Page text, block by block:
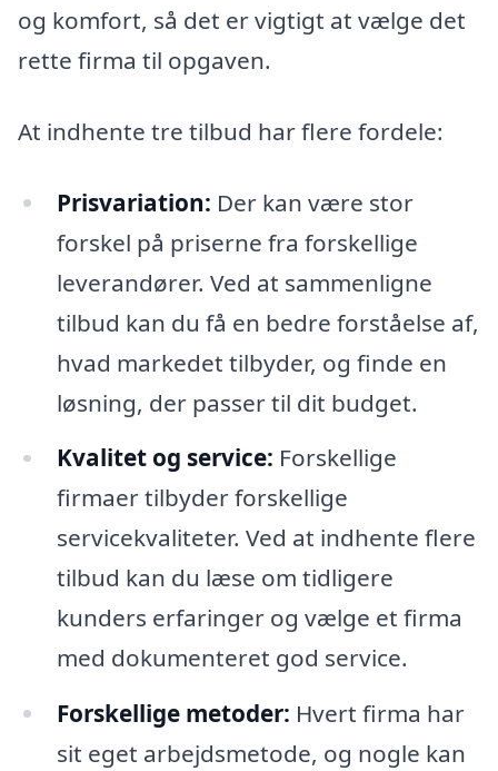
og komfort, så det er vigtigt at vælge det
rette firma til opgaven.
At indhente tre tilbud har flere fordele:
Prisvariation: Der kan være stor
forskel på priserne fra forskellige
leverandører. Ved at sammenligne
tilbud kan du få en bedre forståelse af,
hvad markedet tilbyder, og finde en
løsning, der passer til dit budget.
Kvalitet og service: Forskellige
firmaer tilbyder forskellige
servicekvaliteter. Ved at indhente flere
tilbud kan du læse om tidligere
kunders erfaringer og vælge et firma
med dokumenteret god service.
Forskellige metoder: Hvert firma har
sit eget arbejdsmetode, og nogle kan